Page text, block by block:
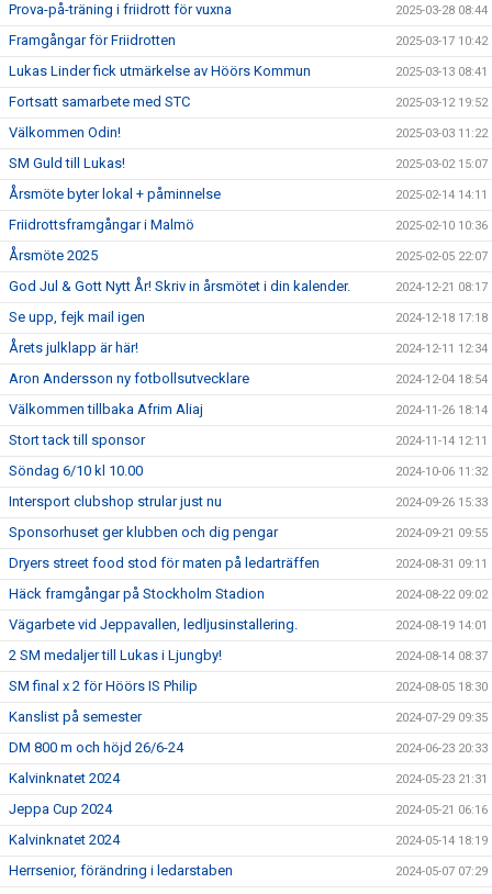
Prova-på-träning i friidrott för vuxna 2025-03-28 08:44
Framgångar för Friidrotten 2025-03-17 10:42
Lukas Linder fick utmärkelse av Höörs Kommun 2025-03-13 08:41
Fortsatt samarbete med STC 2025-03-12 19:52
Välkommen Odin! 2025-03-03 11:22
SM Guld till Lukas! 2025-03-02 15:07
Årsmöte byter lokal + påminnelse 2025-02-14 14:11
Friidrottsframgångar i Malmö 2025-02-10 10:36
Årsmöte 2025 2025-02-05 22:07
God Jul & Gott Nytt År! Skriv in årsmötet i din kalender. 2024-12-21 08:17
Se upp, fejk mail igen 2024-12-18 17:18
Årets julklapp är här! 2024-12-11 12:34
Aron Andersson ny fotbollsutvecklare 2024-12-04 18:54
Välkommen tillbaka Afrim Aliaj 2024-11-26 18:14
Stort tack till sponsor 2024-11-14 12:11
Söndag 6/10 kl 10.00 2024-10-06 11:32
Intersport clubshop strular just nu 2024-09-26 15:33
Sponsorhuset ger klubben och dig pengar 2024-09-21 09:55
Dryers street food stod för maten på ledarträffen 2024-08-31 09:11
Häck framgångar på Stockholm Stadion 2024-08-22 09:02
Vägarbete vid Jeppavallen, ledljusinstallering. 2024-08-19 14:01
2 SM medaljer till Lukas i Ljungby! 2024-08-14 08:37
SM final x 2 för Höörs IS Philip 2024-08-05 18:30
Kanslist på semester 2024-07-29 09:35
DM 800 m och höjd 26/6-24 2024-06-23 20:33
Kalvinknatet 2024 2024-05-23 21:31
Jeppa Cup 2024 2024-05-21 06:16
Kalvinknatet 2024 2024-05-14 18:19
Herrsenior, förändring i ledarstaben 2024-05-07 07:29